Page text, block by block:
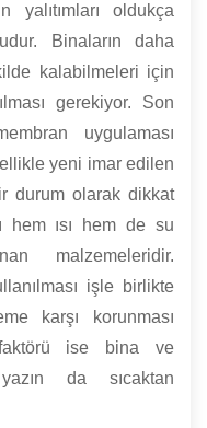
yalıtımları oldukça
Binaların daha
kalabilmeleri için
gerekiyor. Son
uygulaması
yeni imar edilen
durum olarak dikkat
hem ısı hem de su
malzemeleridir.
işle birlikte
karşı korunması
faktörü ise bina ve
da sıcaktan